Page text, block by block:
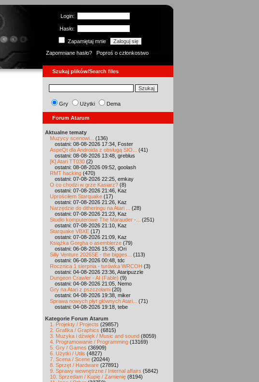
Login:
Hasło:
Zapamiętaj mnie
Zapomniane hasło?
Poproś o członkostwo
Szukaj plików/Search files
Gry Użytki Dema
Forum Atarum
Aktualne tematy
Muzycy scenowi...
(136)
ostatni: 08-08-2026 17:34, Foster
AspeQt dla Androida z obsługą SIO...
(41)
ostatni: 08-08-2026 13:48, greblus
[K] Atari TT030 (2)
ostatni: 08-08-2026 09:52, goolash
RMT hacking (470)
ostatni: 07-08-2026 22:25, emkay
O co chodzi w grze Kasiarz? (8)
ostatni: 07-08-2026 21:46, Kaz
Uprościłem Starquake (17)
ostatni: 07-08-2026 21:26, Kaz
Narzędzie do ditheringu na Atari ...
(28)
ostatni: 07-08-2026 21:23, Kaz
Studio komputerowe The Marauder -...
(251)
ostatni: 07-08-2026 21:10, Kaz
Starquake VBXE (17)
ostatni: 07-08-2026 21:09, Kaz
Książka Gorgha o asemblerze (79)
ostatni: 06-08-2026 15:35, tOri
Silly Venture 2026SE - the bigges...
(113)
ostatni: 06-08-2026 00:48, tdc
Rocznica 1 sierpnia - turówka WRCOH (3)
ostatni: 04-08-2026 23:36, Ataripuzzle
Dungeon Crawler - AI (Fable) (9)
ostatni: 04-08-2026 21:05, Nemo
Gry na Atari z pszczołami (20)
ostatni: 04-08-2026 19:38, miker
Sprawa nowych płyt głównych Atari...
(71)
ostatni: 04-08-2026 19:18, tebe
Kategorie Forum Atarum
1. Projekty / Projects (29857)
2. Grafika / Graphics (6815)
3. Muzyka i dźwięk / Music and sound (8059)
4. Programowanie / Programming (13169)
5. Gry / Games (36909)
6. Użytki / Utils (4827)
7. Scena / Scene (20244)
8. Sprzęt / Hardware (27891)
9. Sprawy wewnętrzne / Internal affairs (5842)
10. Sprzedam / Kupię / Zamienię (8194)